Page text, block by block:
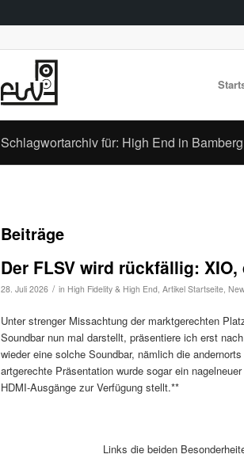
Schlagwortarchiv für: High End in Bamberg
Beiträge
Der FLSV wird rückfällig:
28. Juli 2026 / in High Fidelity & High End, Artikel Startseite,
Unter strenger Missachtung der marktgerechten
Soundbar nun mal darstellt, präsentiere ich erst
wieder eine solche Soundbar, nämlich die
artgerechte Präsentation wurde sogar ein
HDMI-Ausgänge zur Verfügung stellt.**
Links die beiden